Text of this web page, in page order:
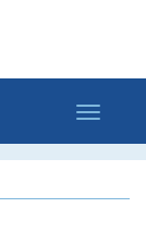
Toggle
navigation